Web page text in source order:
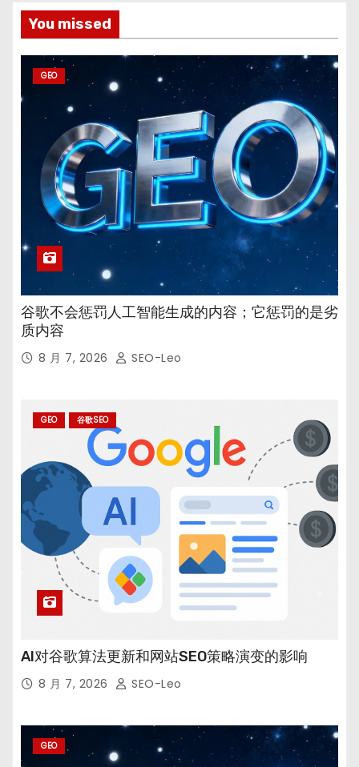
You missed
GEO
谷歌不会惩罚人工智能生成的内容；它惩罚的是劣
质内容
8 月 7, 2026 SEO-Leo
GEO 谷歌SEO
AI对谷歌算法更新和网站SEO策略演变的影响
8 月 7, 2026 SEO-Leo
GEO